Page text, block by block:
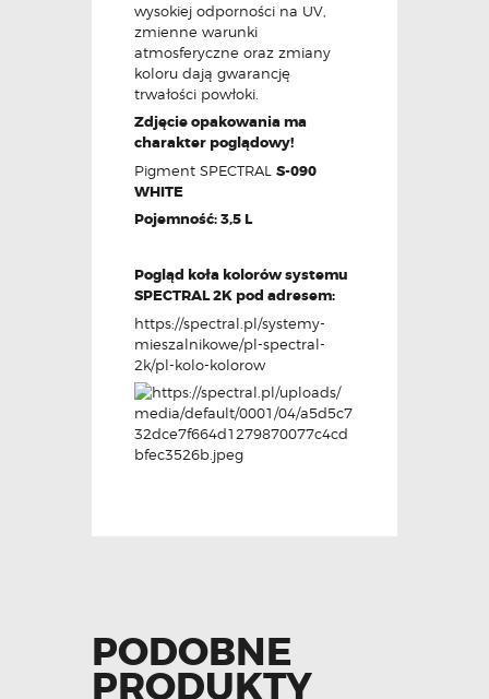
wysokiej odporności na UV,
zmienne warunki
atmosferyczne oraz zmiany
koloru dają gwarancję
trwałości powłoki.
Zdjęcie opakowania ma
charakter poglądowy!
Pigment SPECTRAL S-090
WHITE
Pojemność: 3,5 L
Pogląd koła kolorów systemu
SPECTRAL 2K pod adresem:
https://spectral.pl/systemy-
mieszalnikowe/pl-spectral-
2k/pl-kolo-kolorow
PODOBNE
PRODUKTY